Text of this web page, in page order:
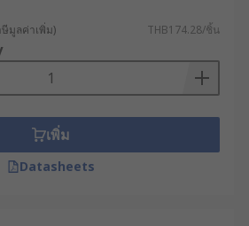
ความสับสน ลดความผิดพลาด
การจัดส่ง ทำให้มั่นใจได้ว่า
ปถึงมือลูกค้าอย่างแม่นยำ
นกลับ : ในอุตสาหกรรมที่เข้ม
ข้อบังคับทางกฎหมาย กระดาษ
พ์ข้อมูล Lot Number, Batch
Number ช่วยให้สามารถ
มูลค่าเพิ่ม) THB174.28/ชิ้น
เพิ่ม
Datasheets